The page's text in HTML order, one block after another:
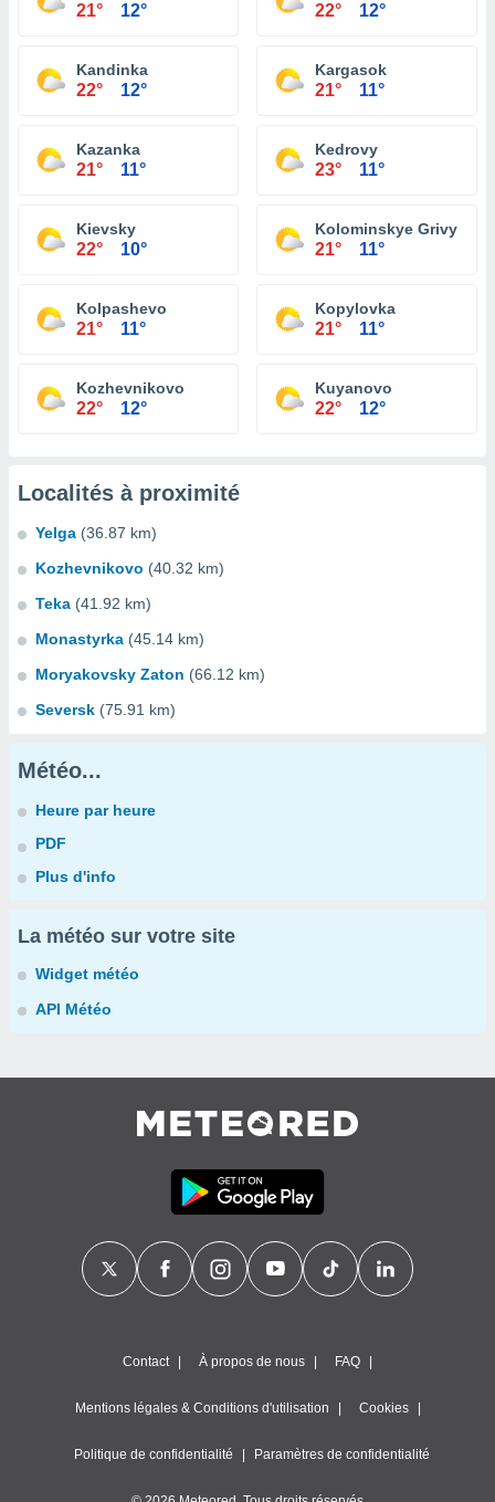
21° 12° 22° 12°
Kandinka
22° 12°
Kargasok
21° 11°
Kazanka
21° 11°
Kedrovy
23° 11°
Kievsky
22° 10°
Kolominskye Grivy
21° 11°
Kolpashevo
21° 11°
Kopylovka
21° 11°
Kozhevnikovo
22° 12°
Kuyanovo
22° 12°
Localités à proximité
Yelga (36.87 km)
Kozhevnikovo (40.32 km)
Teka (41.92 km)
Monastyrka (45.14 km)
Moryakovsky Zaton (66.12 km)
Seversk (75.91 km)
Météo...
Heure par heure
PDF
Plus d'info
La météo sur votre site
Widget météo
API Météo
Contact À propos de nous FAQ
Mentions légales & Conditions d'utilisation Cookies
Politique de confidentialité Paramètres de confidentialité